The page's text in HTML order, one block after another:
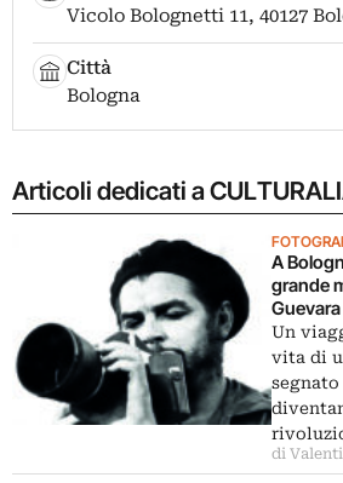
Vicolo Bolognetti 11, 40127
Città
Bologna
Articoli dedicati a
A
grande
Guevara
Un
vita di
di